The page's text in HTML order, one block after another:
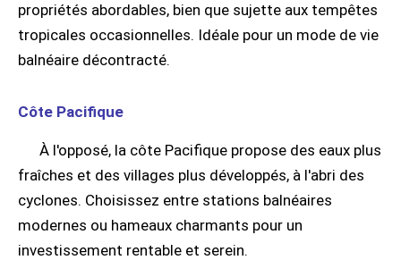
propriétés abordables, bien que sujette aux tempêtes
tropicales occasionnelles. Idéale pour un mode de vie
balnéaire décontracté.
Côte Pacifique
À l'opposé, la côte Pacifique propose des eaux plus
fraîches et des villages plus développés, à l'abri des
cyclones. Choisissez entre stations balnéaires
modernes ou hameaux charmants pour un
investissement rentable et serein.